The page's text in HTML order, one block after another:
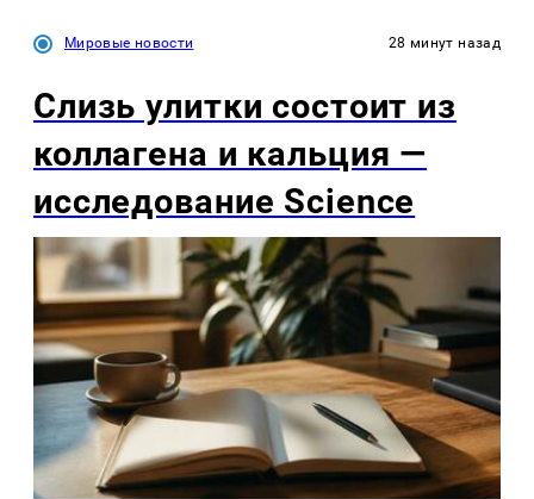
Мировые новости 28 минут назад
Слизь улитки состоит из
коллагена и кальция —
исследование Science